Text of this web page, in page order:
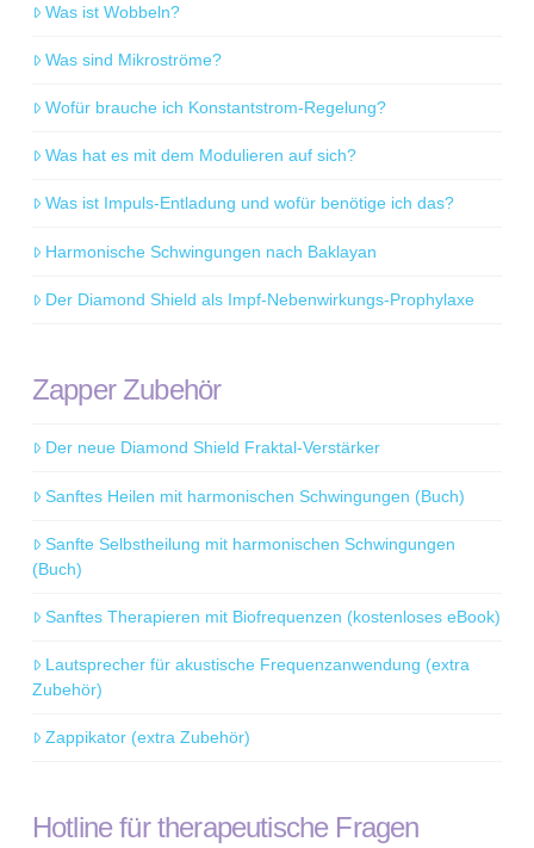
Was ist Wobbeln?
Was sind Mikroströme?
Wofür brauche ich Konstantstrom-Regelung?
Was hat es mit dem Modulieren auf sich?
Was ist Impuls-Entladung und wofür benötige ich das?
Harmonische Schwingungen nach Baklayan
Der Diamond Shield als Impf-Nebenwirkungs-Prophylaxe
Zapper Zubehör
Der neue Diamond Shield Fraktal-Verstärker
Sanftes Heilen mit harmonischen Schwingungen (Buch)
Sanfte Selbstheilung mit harmonischen Schwingungen
(Buch)
Sanftes Therapieren mit Biofrequenzen (kostenloses eBook)
Lautsprecher für akustische Frequenzanwendung (extra
Zubehör)
Zappikator (extra Zubehör)
Hotline für therapeutische Fragen